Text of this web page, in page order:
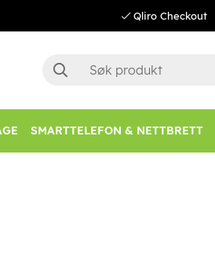
Qliro Checkout
SMARTTELEFON & NETTBRETT